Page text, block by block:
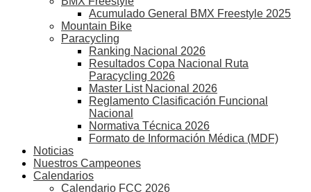
Acumulado General BMX Freestyle 2025
Mountain Bike
Paracycling
Ranking Nacional 2026
Resultados Copa Nacional Ruta
Paracycling 2026
Master List Nacional 2026
Reglamento Clasificación Funcional
Nacional
Normativa Técnica 2026
Formato de Información Médica (MDF)
Noticias
Nuestros Campeones
Calendarios
Calendario FCC 2026